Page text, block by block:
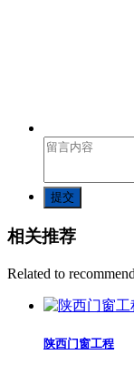
提交
相关推荐
Related to recommend
陕西门窗工程